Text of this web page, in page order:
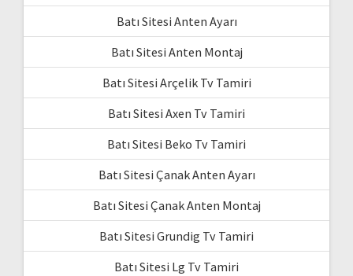
Batı Sitesi Anten Ayarı
Batı Sitesi Anten Montaj
Batı Sitesi Arçelik Tv Tamiri
Batı Sitesi Axen Tv Tamiri
Batı Sitesi Beko Tv Tamiri
Batı Sitesi Çanak Anten Ayarı
Batı Sitesi Çanak Anten Montaj
Batı Sitesi Grundig Tv Tamiri
Batı Sitesi Lg Tv Tamiri